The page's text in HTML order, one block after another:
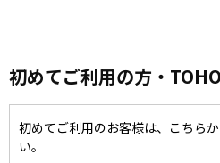
初めてご利用の方・
初めてご利用のお客様は、こちら
い。